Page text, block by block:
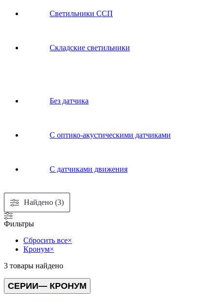
Светильники ССП
Складские светильники
Без датчика
С оптико-акустическими датчиками
С датчиками движения
Найдено (3)
Фильтры
Сбросить все×
Кронум×
3 товары найдено
СЕРИИ— КРОНУМ